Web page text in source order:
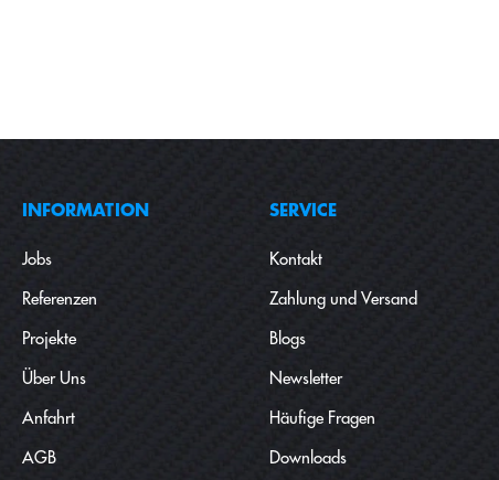
INFORMATION
Jobs
Referenzen
Projekte
Über Uns
Anfahrt
AGB
SERVICE
Kontakt
Zahlung und Versand
Blogs
Newsletter
Häufige Fragen
Downloads